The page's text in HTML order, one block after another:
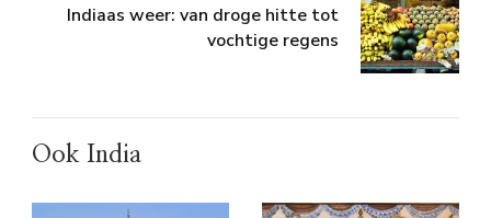
Indiaas weer: van droge hitte tot
vochtige regens
Ook India